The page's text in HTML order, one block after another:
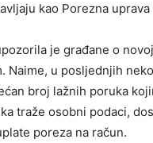
kao Porezna uprava
je građane o
Naime, u posljednjih
broj lažnih poruka
traže osobni podaci,
poreza na račun.